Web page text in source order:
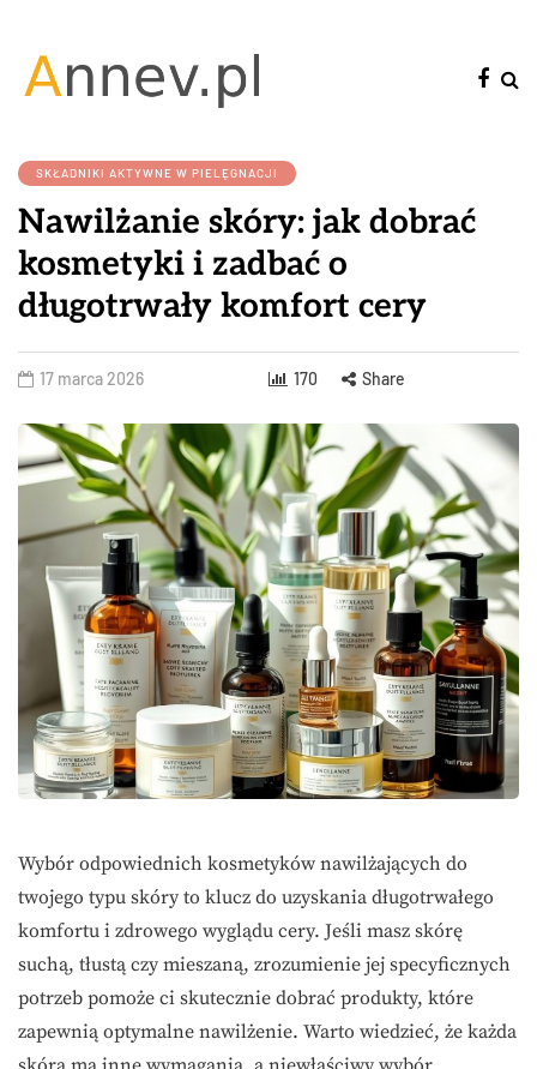
SKŁADNIKI AKTYWNE W PIELĘGNACJI
Nawilżanie skóry: jak dobrać
kosmetyki i zadbać o
długotrwały komfort cery
17 marca 2026 170 Share
Wybór odpowiednich kosmetyków nawilżających do
twojego typu skóry to klucz do uzyskania długotrwałego
komfortu i zdrowego wyglądu cery. Jeśli masz skórę
suchą, tłustą czy mieszaną, zrozumienie jej specyficznych
potrzeb pomoże ci skutecznie dobrać produkty, które
zapewnią optymalne nawilżenie. Warto wiedzieć, że każda